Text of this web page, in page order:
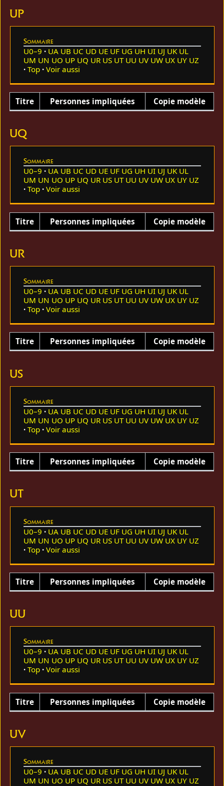
UP
Sommaire
U0–9 UA UB UC UD UE UF UG UH UI UJ UK UL
UM UN UO UP UQ UR US UT UU UV UW UX UY UZ
Top
Voir aussi
Titre Personnes impliquées Copie modèle
UQ
Sommaire
U0–9 UA UB UC UD UE UF UG UH UI UJ UK UL
UM UN UO UP UQ UR US UT UU UV UW UX UY UZ
Top
Voir aussi
Titre Personnes impliquées Copie modèle
UR
Sommaire
U0–9 UA UB UC UD UE UF UG UH UI UJ UK UL
UM UN UO UP UQ UR US UT UU UV UW UX UY UZ
Top
Voir aussi
Titre Personnes impliquées Copie modèle
US
Sommaire
U0–9 UA UB UC UD UE UF UG UH UI UJ UK UL
UM UN UO UP UQ UR US UT UU UV UW UX UY UZ
Top
Voir aussi
Titre Personnes impliquées Copie modèle
UT
Sommaire
U0–9 UA UB UC UD UE UF UG UH UI UJ UK UL
UM UN UO UP UQ UR US UT UU UV UW UX UY UZ
Top
Voir aussi
Titre Personnes impliquées Copie modèle
UU
Sommaire
U0–9 UA UB UC UD UE UF UG UH UI UJ UK UL
UM UN UO UP UQ UR US UT UU UV UW UX UY UZ
Top
Voir aussi
Titre Personnes impliquées Copie modèle
UV
Sommaire
U0–9 UA UB UC UD UE UF UG UH UI UJ UK UL
UM UN UO UP UQ UR US UT UU UV UW UX UY UZ